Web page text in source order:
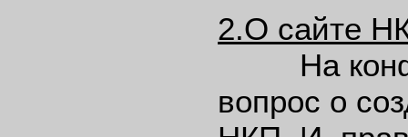
2.О сайте
На
вопрос о